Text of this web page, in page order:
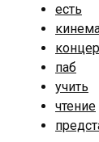
есть
паб
учить
чтение